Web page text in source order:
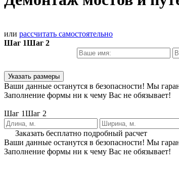
или рассчитать самостоятельно
Шаг 1Шаг 2
Указать размеры
Ваши данные останутся в безопасности! Мы
Заполнение формы ни к чему Вас не обязывает!
Шаг 1Шаг 2
Заказать бесплатно подробный расчет
Ваши данные останутся в безопасности! Мы
Заполнение формы ни к чему Вас не обязывает!